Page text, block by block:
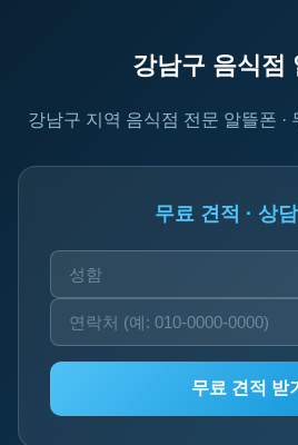
강남구 음식점
강남구 지역 음식점 전문 알뜰폰 ·
무료 견적 · 상
무료 견적 받